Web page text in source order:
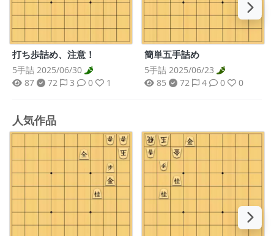
打ち歩詰め、注意！
5手詰 2025/06/30
87
72 3 0 1
簡単五手詰め
5手詰 2025/06/23
85
72 4 0 0
人気作品